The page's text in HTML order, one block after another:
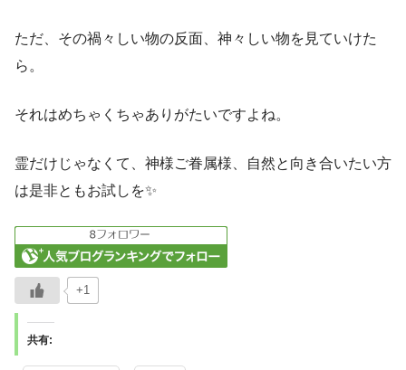
ただ、その禍々しい物の反面、神々しい物を見ていけた
ら。
それはめちゃくちゃありがたいですよね。
霊だけじゃなくて、神様ご眷属様、自然と向き合いたい方
は是非ともお試しを✨
+1
共有: